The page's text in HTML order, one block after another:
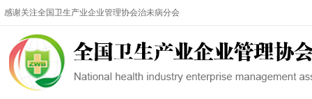
感谢关注全国卫生产业企业管理协会治未病分会